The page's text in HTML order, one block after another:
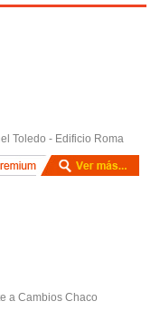
Toledo - Edificio Roma
a Cambios Chaco